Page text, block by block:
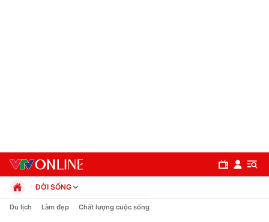
ĐỜI SỐNG
Chính trị
Du lịch Làm đẹp Chất lượng cuộc sống